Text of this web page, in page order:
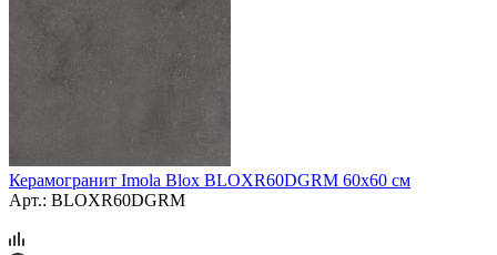
Керамогранит Imola Blox BLOXR60DGRM 60x60 см
Арт.: BLOXR60DGRM